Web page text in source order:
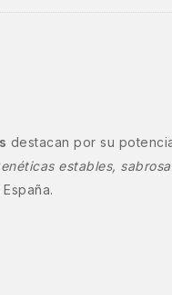
destacan por su
estables,